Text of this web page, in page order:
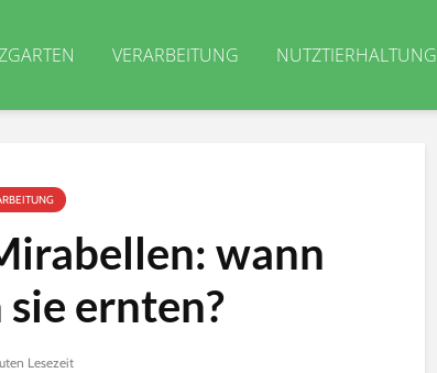
VERARBEITUNG NUTZTIERHALTUNG
wann
ernten?
Lesezeit